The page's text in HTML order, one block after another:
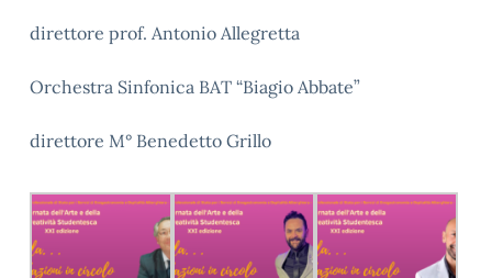
direttore prof. Antonio Allegretta
Orchestra Sinfonica BAT “Biagio Abbate”
direttore M° Benedetto Grillo